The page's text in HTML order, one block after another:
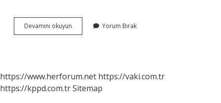
Devamını okuyun Türkiyede
En
Yorum Bırak
https://www.herforum.net https://vaki.com.tr
https://kppd.com.trSitemap